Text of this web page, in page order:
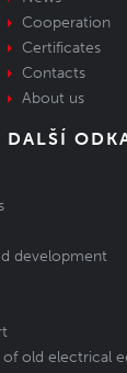
Cooperation
Certificates
Contacts
About us
DALŠÍ
development
of old electrical